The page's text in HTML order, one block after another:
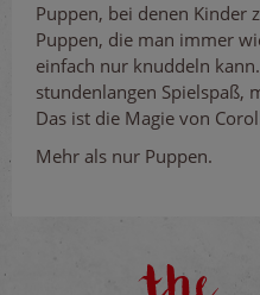
Puppen, bei denen Kinder
Puppen, die man immer
einfach nur knuddeln
stundenlangen Spielspaß,
Das ist die Magie von
Mehr als nur Puppen.